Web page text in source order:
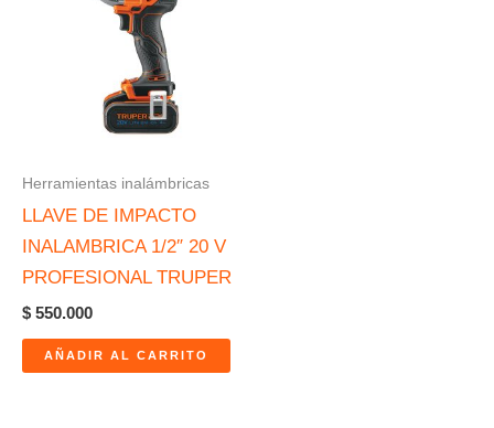
Herramientas inalámbricas
LLAVE DE IMPACTO
INALAMBRICA 1/2″ 20 V
PROFESIONAL TRUPER
$ 550.000
AÑADIR AL CARRITO